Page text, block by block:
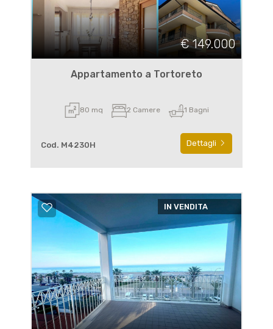
€ 149.000
Appartamento a Tortoreto
80 mq 2 Camere 1 Bagni
Cod. M4230H Dettagli
IN VENDITA